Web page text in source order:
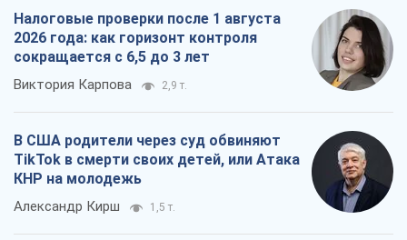
Налоговые проверки после 1 августа
2026 года: как горизонт контроля
сокращается с 6,5 до 3 лет
Виктория Карпова 2,9 т.
В США родители через суд обвиняют
TikTok в смерти своих детей, или Атака
КНР на молодежь
Александр Кирш 1,5 т.